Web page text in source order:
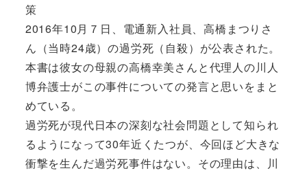
策
2016年10月７日、電通新入社員、高橋まつりさ
ん（当時24歳）の過労死（自殺）が公表された。
本書は彼女の母親の高橋幸美さんと代理人の川人
博弁護士がこの事件についての発言と思いをまと
めている。
過労死が現代日本の深刻な社会問題として知られ
るようになって30年近くたつが、今回ほど大きな
衝撃を生んだ過労死事件はない。その理由は、川